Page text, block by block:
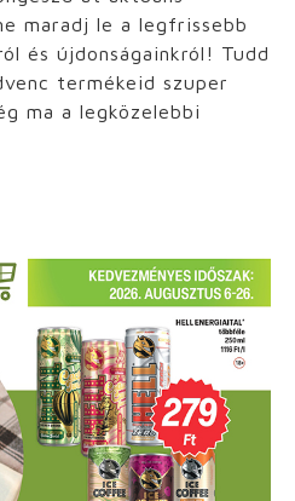
maradj le a legfrissebb
és újdonságainkról! Tudd
termékeid szuper
ma a legközelebbi